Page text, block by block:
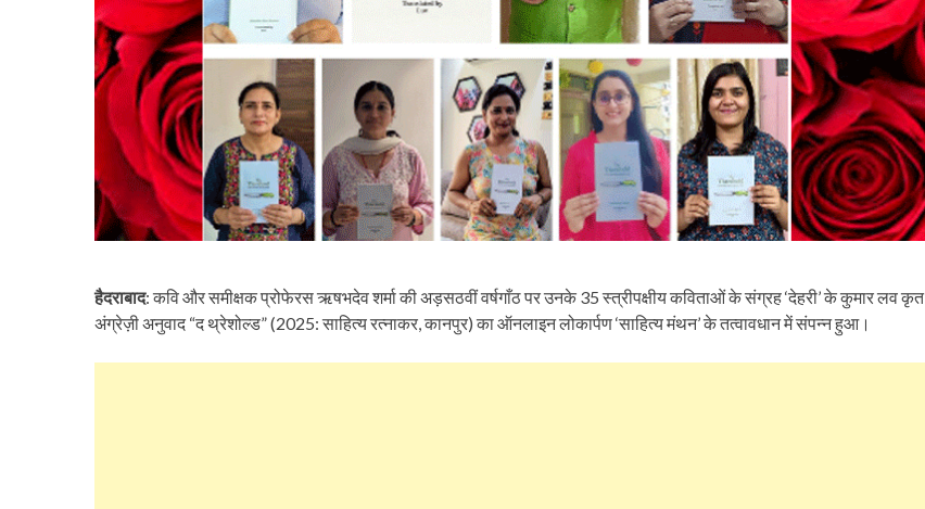
हैदराबाद: कवि और समीक्षक प्रोफेरस ऋषभदेव शर्मा की अड़सठवीं वर्षगाँठ पर उनके 35 स्त्रीपक्षीय कविताओं के संग्रह ‘देहरी’ के कुमार लव कृत
अंग्रेज़ी अनुवाद “द थ्रेशोल्ड” (2025: साहित्य रत्नाकर, कानपुर) का ऑनलाइन लोकार्पण ‘साहित्य मंथन’ के तत्वावधान में संपन्न हुआ।